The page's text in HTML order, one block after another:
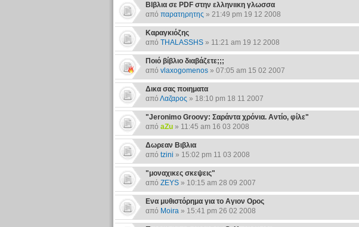
ΒΙβλια σε PDF στην ελληνιικη γλωσσα
από παρατηρητης » 21:49 pm 19 12 2008
Καραγκιόζης
από THALASSHS» 11:21 am 19 12 2008
Ποιό βίβλιο διαβάζετε;;;
από vlaxogomenos» 07:05 am 15 02 2007
Δικα σας ποιηματα
από Λαζαρος » 18:10 pm 18 11 2007
"Jeronimo Groovy: Σαράντα χρόνια. Αντίο, φίλε"
από aZu» 11:45 am 16 03 2008
Δωρεαν Βιβλια
από tzini » 15:02 pm 11 03 2008
"μοναχικες σκεψεις"
από ZEYS» 10:15 am 28 09 2007
Ενα μυθιστόρημα για το Αγιον Ορος
από Moira» 15:41 pm 26 02 2008